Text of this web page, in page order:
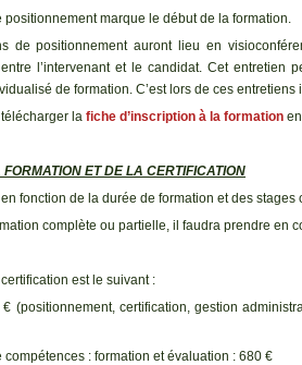
positionnement marque le début de la formation.
de positionnement auront lieu en
l’intervenant et le candidat. Cet entretien
de formation. C’est lors de ces
la fiche d’inscription à la formation
ET DE LA CERTIFICATION
fonction de la durée de formation et des stages
complète ou partielle, il faudra prendre en
est le suivant :
(positionnement, certification, gestion
compétences : formation et évaluation : 680 €